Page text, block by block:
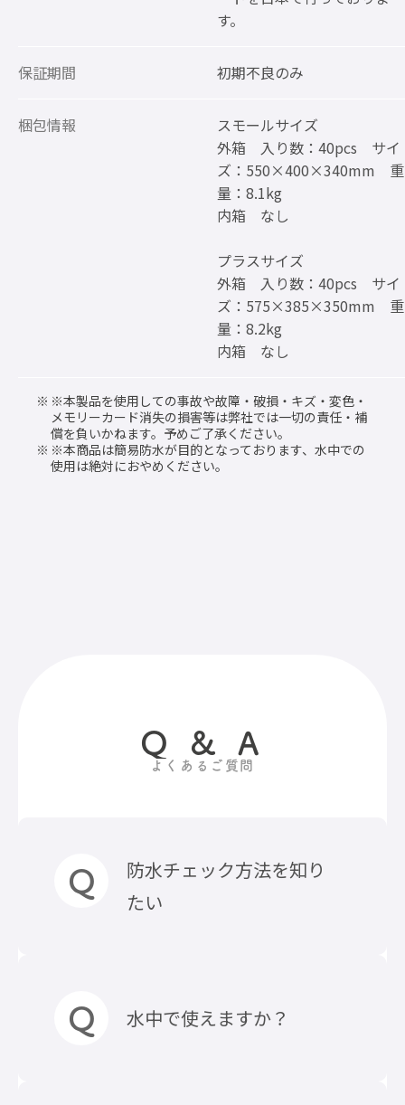
す。
保証期間 初期不良のみ
梱包情報
スモールサイズ
外箱 入り数：40pcs サイ
ズ：550×400×340mm 重
量：8.1kg
内箱 なし
プラスサイズ
外箱 入り数：40pcs サイ
ズ：575×385×350mm 重
量：8.2kg
内箱 なし
※本製品を使用しての事故や故障・破損・キズ・変色・
メモリーカード消失の損害等は弊社では一切の責任・補
償を負いかねます。予めご了承ください。
※本商品は簡易防水が目的となっております、水中での
使用は絶対におやめください。
Q & A
よくあるご質問
防水チェック方法を知り
たい
の紙を入れて、ケースを閉じた状
水中で使えますか？